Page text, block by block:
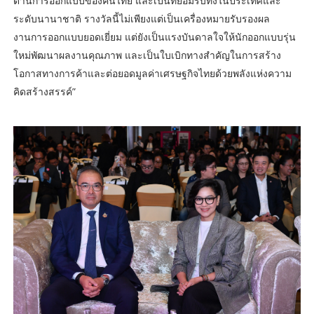
ระดับนานาชาติ รางวัลนี้ไม่เพียงแต่เป็นเครื่องหมายรับรองผล
งานการออกแบบยอดเยี่ยม แต่ยังเป็นแรงบันดาลใจให้นักออกแบบรุ่น
ใหม่พัฒนาผลงานคุณภาพ และเป็นใบเบิกทางสำคัญในการสร้าง
โอกาสทางการค้าและต่อยอดมูลค่าเศรษฐกิจไทยด้วยพลังแห่งความ
คิดสร้างสรรค์”